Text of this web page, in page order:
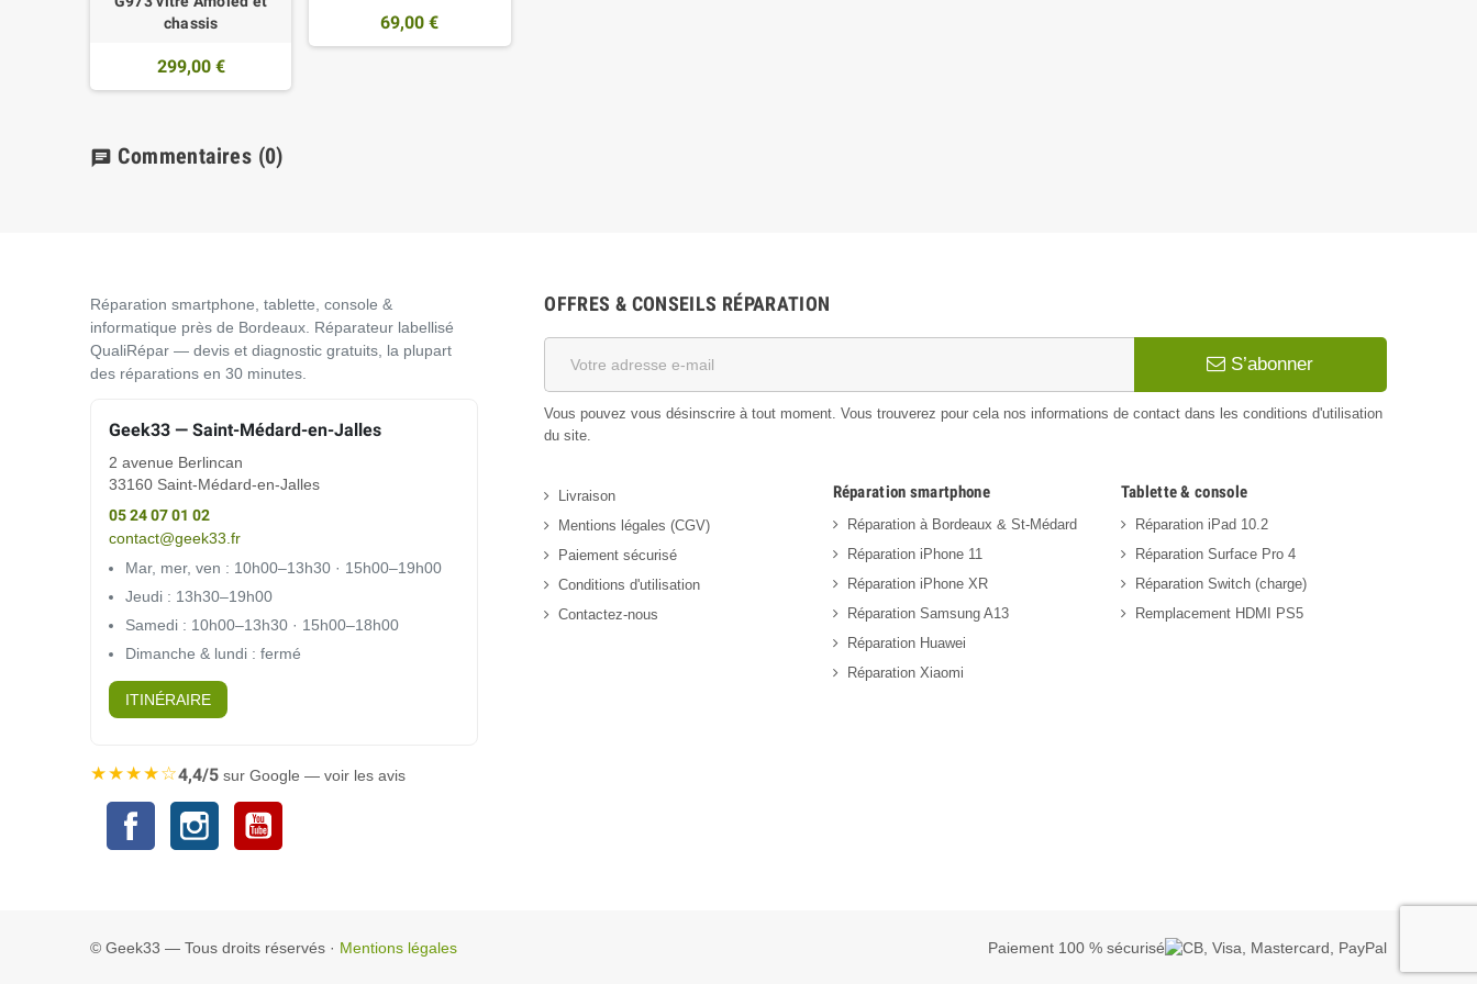
chassis
299,00 €
69,00 €
chat Commentaires (0)
Réparation smartphone, tablette, console &
informatique près de Bordeaux. Réparateur labellisé
QualiRépar — devis et diagnostic gratuits, la plupart
des réparations en 30 minutes.
Geek33 — Saint-Médard-en-Jalles
2 avenue Berlincan
33160 Saint-Médard-en-Jalles
05 24 07 01 02
contact@geek33.fr
Mar, mer, ven : 10h00–13h30 · 15h00–19h00
Jeudi : 13h30–19h00
Samedi : 10h00–13h30 · 15h00–18h00
Dimanche & lundi : fermé
ITINÉRAIRE
★★★★☆4,4/5 sur Google — voir les avis
Facebook Instagram
OFFRES & CONSEILS RÉPARATION
S’abonner
Vous pouvez vous désinscrire à tout moment. Vous trouverez pour cela nos informations de contact dans les conditions d'utilisation
du site.
Livraison
Mentions légales (CGV)
Paiement sécurisé
Conditions d'utilisation
Contactez-nous
Réparation smartphone
Réparation à Bordeaux & St-Médard
Réparation iPhone 11
Réparation iPhone XR
Réparation Samsung A13
Réparation Huawei
Réparation Xiaomi
Tablette & console
Réparation iPad 10.2
Réparation Surface Pro 4
Réparation Switch (charge)
Remplacement HDMI PS5
© Geek33 — Tous droits réservés · Mentions légales Paiement 100 % sécurisé